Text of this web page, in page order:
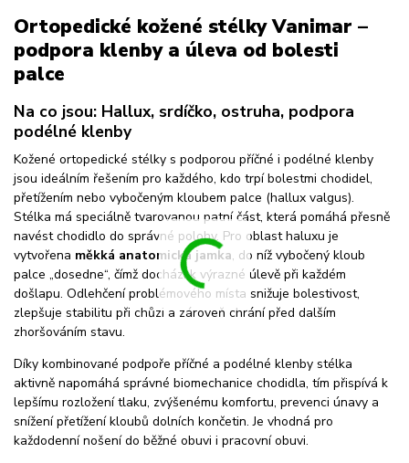
Ortopedické kožené stélky Vanimar –
podpora klenby a úleva od bolesti
palce
Na co jsou: Hallux, srdíčko, ostruha, podpora
podélné klenby
Kožené ortopedické stélky s podporou příčné i podélné klenby
jsou ideálním řešením pro každého, kdo trpí bolestmi chodidel,
přetížením nebo vybočeným kloubem palce (hallux valgus).
Stélka má speciálně tvarovanou patní část, která pomáhá přesně
navést chodidlo do správné polohy. Pro oblast haluxu je
vytvořena měkká anatomická jamka, do níž vybočený kloub
palce „dosedne“, čímž dochází k výrazné úlevě při každém
došlapu. Odlehčení problémového místa snižuje bolestivost,
zlepšuje stabilitu při chůzi a zároveň chrání před dalším
zhoršováním stavu.
Díky kombinované podpoře příčné a podélné klenby stélka
aktivně napomáhá správné biomechanice chodidla, tím přispívá k
lepšímu rozložení tlaku, zvýšenému komfortu, prevenci únavy a
snížení přetížení kloubů dolních končetin. Je vhodná pro
každodenní nošení do běžné obuvi i pracovní obuvi.